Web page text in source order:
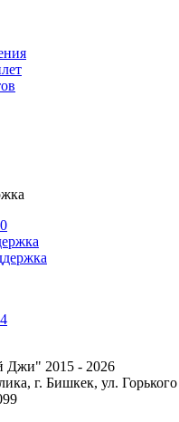
2015 - 2026
г. Бишкек, ул. Горького